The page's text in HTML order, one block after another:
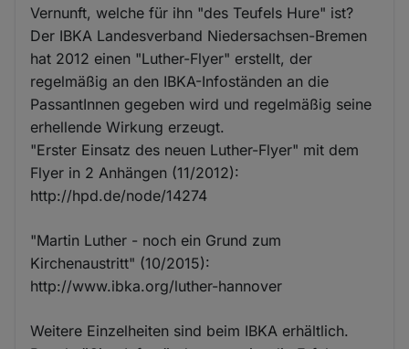
Vernunft, welche für ihn "des Teufels Hure" ist?
Der IBKA Landesverband Niedersachsen-Bremen
hat 2012 einen "Luther-Flyer" erstellt, der
regelmäßig an den IBKA-Infoständen an die
PassantInnen gegeben wird und regelmäßig seine
erhellende Wirkung erzeugt.
"Erster Einsatz des neuen Luther-Flyer" mit dem
Flyer in 2 Anhängen (11/2012):
http://hpd.de/node/14274
"Martin Luther - noch ein Grund zum
Kirchenaustritt" (10/2015):
http://www.ibka.org/luther-hannover
Weitere Einzelheiten sind beim IBKA erhältlich.